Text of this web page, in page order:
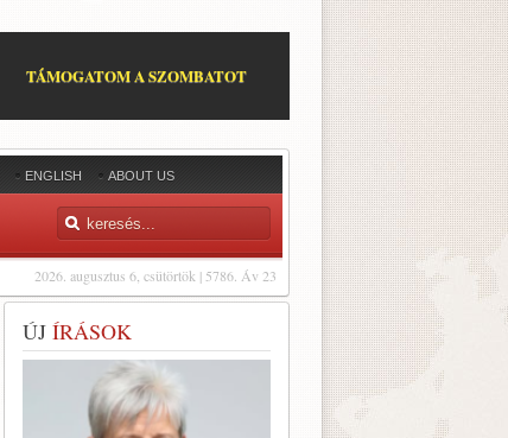
TÁMOGATOM A SZOMBATOT
ENGLISH ABOUT US
2026. augusztus 6, csütörtök | 5786. Áv 23
ÚJ ÍRÁSOK